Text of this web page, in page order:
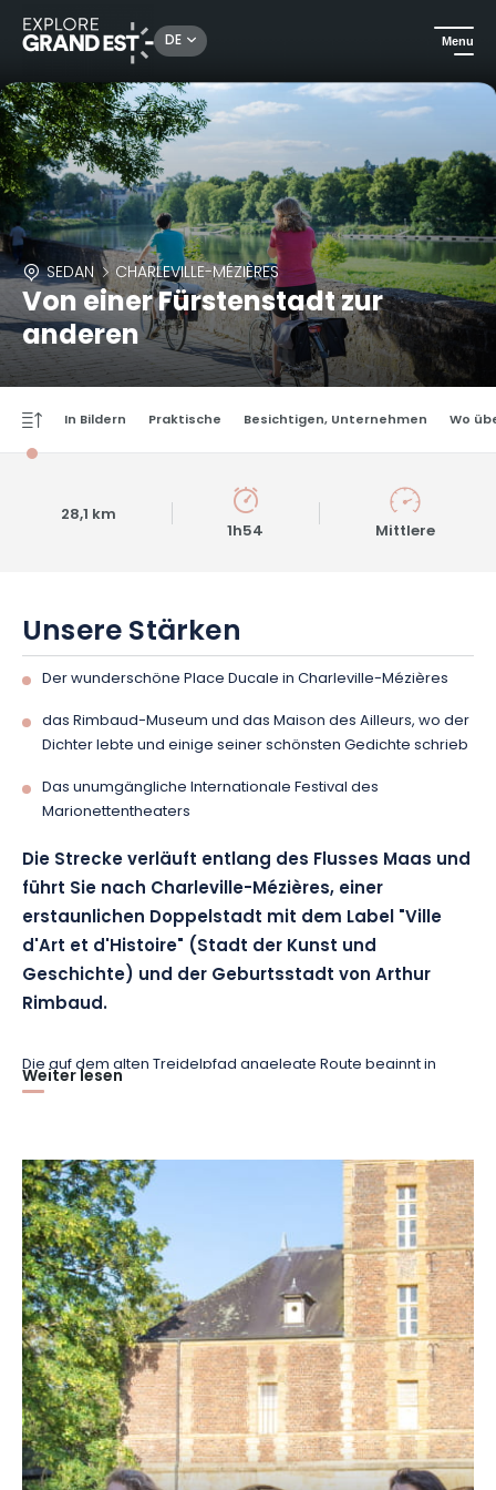
DE Menu
SEDAN CHARLEVILLE-MÉZIÈRES
Von einer Fürstenstadt zur
anderen
In Bildern Praktische Besichtigen, Unternehmen Wo
28,1 km
1h54 Mittlere
Unsere Stärken
Der wunderschöne Place Ducale in Charleville-Mézières
das Rimbaud-Museum und das Maison des Ailleurs, wo der
Dichter lebte und einige seiner schönsten Gedichte schrieb
Das unumgängliche Internationale Festival des
Marionettentheaters
Die Strecke verläuft entlang des Flusses Maas und
führt Sie nach Charleville-Mézières, einer
erstaunlichen Doppelstadt mit dem Label "Ville
d'Art et d'Histoire" (Stadt der Kunst und
Geschichte) und der Geburtsstadt von Arthur
Rimbaud.
Die auf dem alten Treidelpfad angelegte Route beginnt in
Sedan
Charleville, die von ihrem italienischen Schöpfer Charles de
Gonzague erträumt wurde - ist die Stadt ein wahrer Zeuge der
vergangenen Jahrhunderte. Verweilen Sie einen Moment auf
dem wunderschönen
und
schlürfen Sie ein
lokales Bier*. Mit seinen ockerfarbenen Steinen, roten Ziegeln
und Schieferdächern gilt er als der schönste Platz der
Ardennen!
Natürlich ist der Dichter Arthur Rimbaudaus dem 19.
Jahrhundert ein weiteres Muss im Kulturerbe der Stadt. In dem
ihm gewidmeten Museum tauchen Sie in sein geniales Werk
und sein reiches Leben ein. Übrigens trifft man den Künstler
überall in der Stadt an, so auch im Maison des Ailleurs, in dem
Weiter lesen